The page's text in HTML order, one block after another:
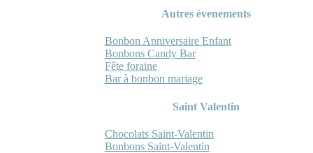
Autres évenements
Bonbon Anniversaire Enfant
Bonbons Candy Bar
Fête foraine
Bar à bonbon mariage
Saint Valentin
Chocolats Saint-Valentin
Bonbons Saint-Valentin